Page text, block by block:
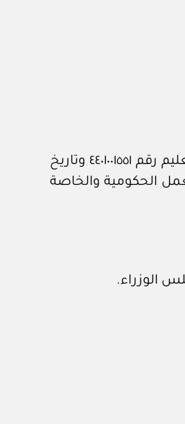
بعد الاطلاع على المعاملة الواردة من الديوان الملكي برقم ٦٤٣٢٨ وتاريخ ٥ / ٩ / ١٤٤٦هـ، المشتملة على برقية معالي وزير التعليم رقم ٤٤٠١٠٠١٥٥١ وتاريخ
الحكومية والخاصة